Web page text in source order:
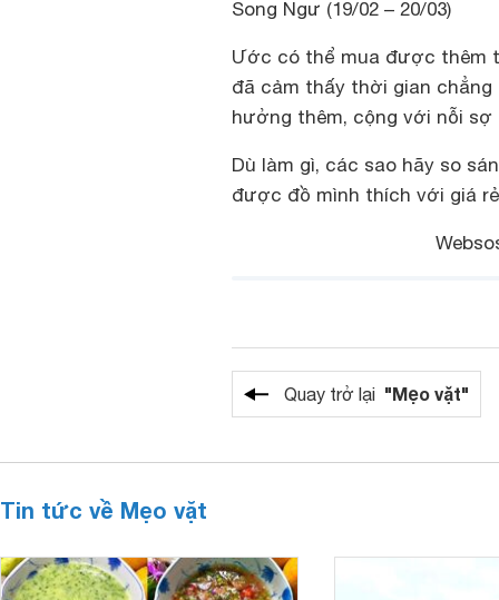
Song Ngư (19/02 – 20/03)
Ước có thể mua được thêm
đã cảm thấy thời gian
hưởng thêm, cộng với nỗi
Dù làm gì, các sao hãy so
được đồ mình thích với giá
Quay trở lại "Mẹo vặt"
Tin tức về Mẹo vặt